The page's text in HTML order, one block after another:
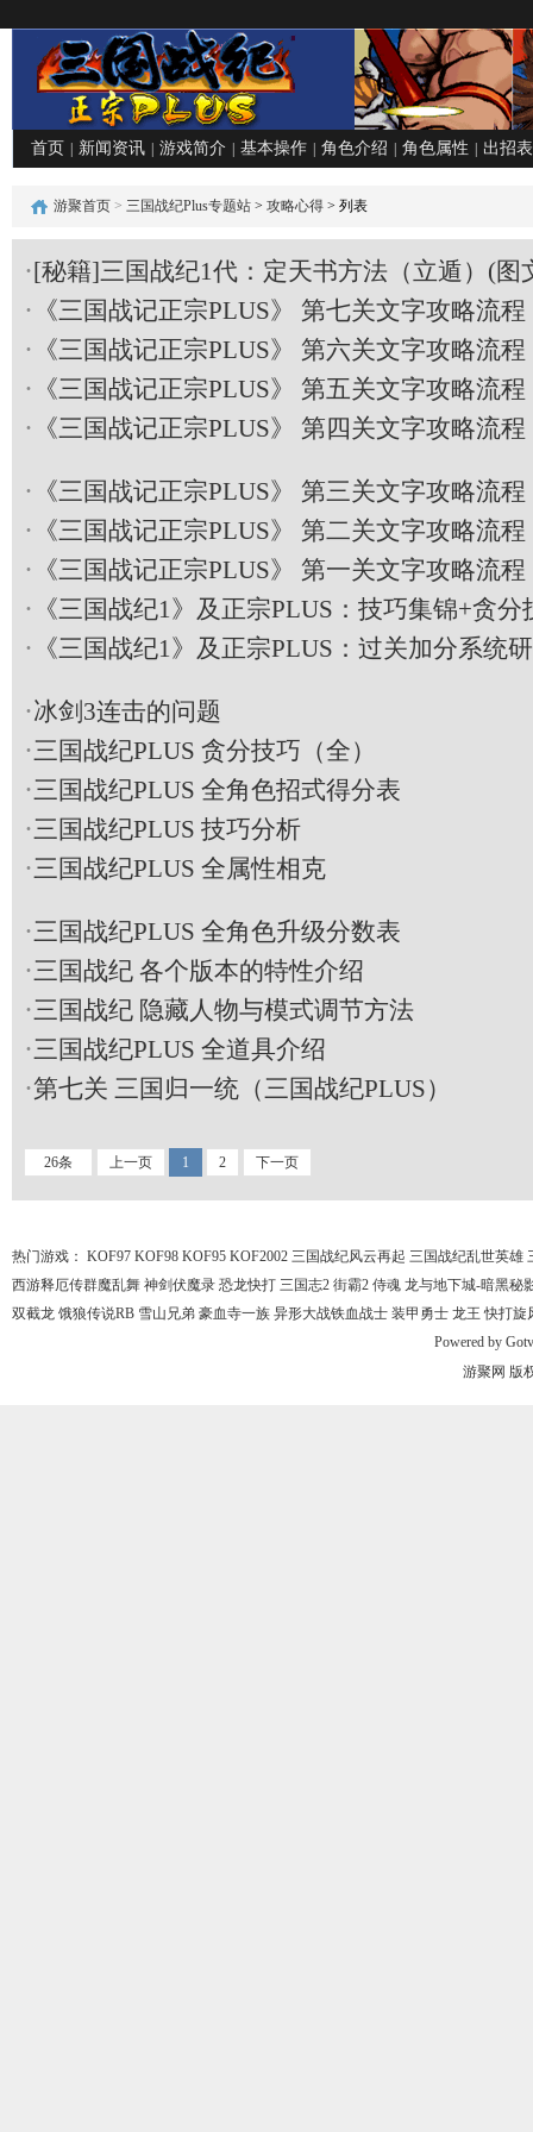
首页 新闻资讯 游戏简介 基本操作 角色介绍 角色属性 出招表
游聚首页 > 三国战纪Plus专题站 > 攻略心得 > 列表
·[秘籍]三国战纪1代：定天书方法（立遁）(图
· 《三国战记正宗PLUS》 第七关文字攻略流程
· 《三国战记正宗PLUS》 第六关文字攻略流程
· 《三国战记正宗PLUS》 第五关文字攻略流程
· 《三国战记正宗PLUS》 第四关文字攻略流程
· 《三国战记正宗PLUS》 第三关文字攻略流程
· 《三国战记正宗PLUS》 第二关文字攻略流程
· 《三国战记正宗PLUS》 第一关文字攻略流程
· 《三国战纪1》及正宗PLUS：技巧集锦+贪分
· 《三国战纪1》及正宗PLUS：过关加分系统
·冰剑3连击的问题
·三国战纪PLUS 贪分技巧（全）
·三国战纪PLUS 全角色招式得分表
·三国战纪PLUS 技巧分析
·三国战纪PLUS 全属性相克
·三国战纪PLUS 全角色升级分数表
·三国战纪 各个版本的特性介绍
·三国战纪 隐藏人物与模式调节方法
·三国战纪PLUS 全道具介绍
·第七关 三国归一统（三国战纪PLUS）
26条 上一页 1 2 下一页
热门游戏： KOF97 KOF98 KOF95 KOF2002 三国战纪风云再起 三国战纪乱世英雄
西游释厄传群魔乱舞 神剑伏魔录 恐龙快打 三国志2 街霸2 侍魂 龙与地下城-暗黑秘
双截龙 饿狼传说RB 雪山兄弟 豪血寺一族 异形大战铁血战士 装甲勇士 龙王 快打旋
Powered by
游聚网 版